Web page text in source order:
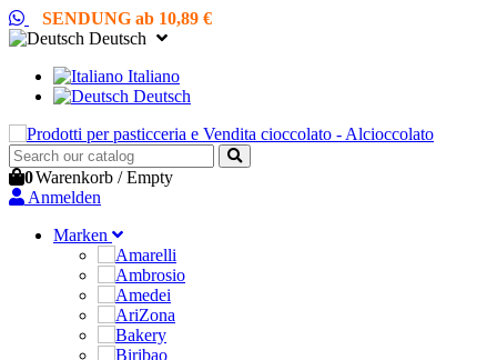
SENDUNG ab 10,89 €
Deutsch
Italiano
Deutsch
0Warenkorb /Empty
Anmelden
Marken